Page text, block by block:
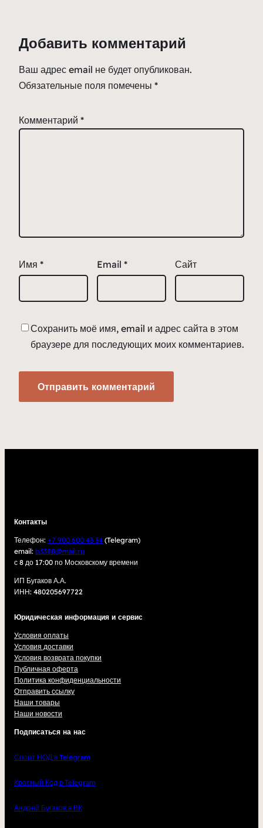
Добавить комментарий
Ваш адрес email не будет опубликован.
Обязательные поля помечены *
Комментарий *
Имя * Email * Сайт
Сохранить моё имя, email и адрес сайта в этом
браузере для последующих моих комментариев.
Контакты
Телефон: +7 900 600 43 34 (Telegram)
email: b3388@mail.ru
с 8 до 17:00 по Московскому времени
ИП Бугаков А.А.
ИНН: 480205697722
Юридическая информация и сервис
Условия оплаты
Условия доставки
Условия возврата покупки
Публичная оферта
Политика конфиденциальности
Отправить ссылку
Наши товары
Наши новости
Подписаться на нас
Спорт НОД в Telegram
Красный Код в Telegram
Андрей Бугаков в ВК